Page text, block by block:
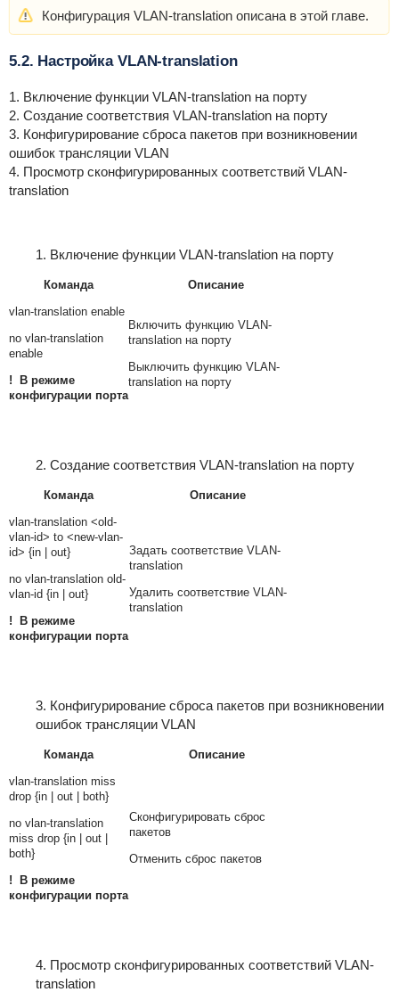
Конфигурация VLAN-translation описана в этой главе.
5.2. Настройка VLAN-translation
1. Включение функции VLAN-translation на порту
2. Создание соответствия VLAN-translation на порту
3. Конфигурирование сброса пакетов при возникновении
ошибок трансляции VLAN
4. Просмотр сконфигурированных соответствий VLAN-
translation
1. Включение функции VLAN-translation на порту
Команда
Описание
vlan-translation enable
no vlan-translation
enable
! В режиме
конфигурации порта
Включить функцию VLAN-
translation на порту
Выключить функцию VLAN-
translation на порту
2. Создание соответствия VLAN-translation на порту
Команда
Описание
vlan-translation <old-
vlan-id> to <new-vlan-
id> {in | out}
no vlan-translation old-
vlan-id {in | out}
! В режиме
конфигурации порта
Задать соответствие VLAN-
translation
Удалить соответствие VLAN-
translation
3. Конфигурирование сброса пакетов при возникновении
ошибок трансляции VLAN
Команда
Описание
vlan-translation miss
drop {in | out | both}
no vlan-translation
miss drop {in | out |
both}
! В режиме
конфигурации порта
Сконфигурировать сброс
пакетов
Отменить сброс пакетов
4. Просмотр сконфигурированных соответствий VLAN-
translation